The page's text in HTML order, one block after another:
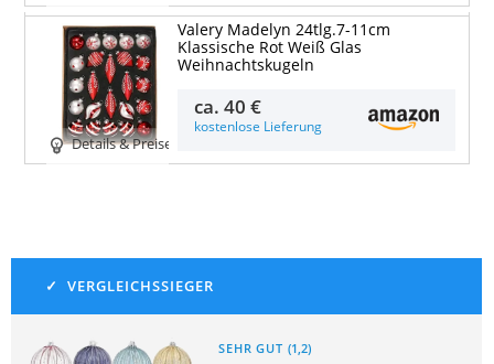
Details & Preise
Valery Madelyn 24tlg.7-11cm
Klassische Rot Weiß Glas
Weihnachtskugeln
ca.40 €
kostenlose Lieferung
SEHR GUT (1,2)